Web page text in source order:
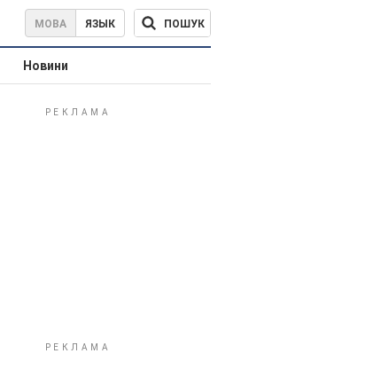
МОВА ЯЗЫК ПОШУК
Новини